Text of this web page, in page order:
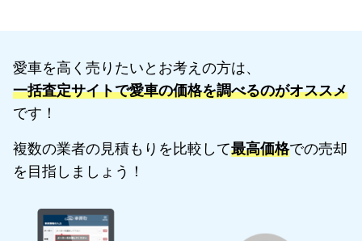
愛車を高く売りたいとお考えの方は、
一括査定サイトで愛車の価格を調べるのがオススメ
です！
複数の業者の見積もりを比較して最高価格での売却
を目指しましょう！